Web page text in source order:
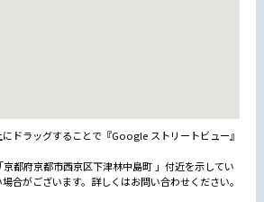
にドラッグすることで『Google ストリートビュー』
都府京都市西京区下津林中島町 」付近を示してい
合がございます。詳しくはお問い合わせください。